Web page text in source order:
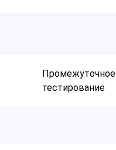
Промежуточное
тестирование